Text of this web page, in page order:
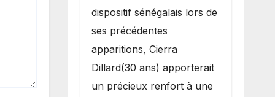
dispositif sénégalais lors de
ses précédentes
apparitions, Cierra
Dillard(30 ans) apporterait
un précieux renfort à une